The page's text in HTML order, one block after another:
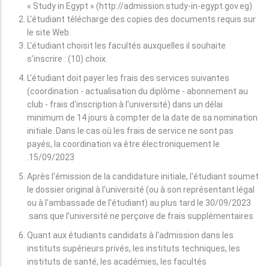
« Study in Egypt » (http://admission.study-in-egypt.gov.eg)
L'étudiant télécharge des copies des documents requis sur
le site Web.
L'étudiant choisit les facultés auxquelles il souhaite
s’inscrire : (10) choix.
L'étudiant doit payer les frais des services suivantes
(coordination - actualisation du diplôme - abonnement au
club - frais d'inscription à l'université) dans un délai
minimum de 14 jours à compter de la date de sa nomination
initiale. Dans le cas où les frais de service ne sont pas
payés, la coordination va être électroniquement le
15/09/2023.
Après l'émission de la candidature initiale, l'étudiant soumet
le dossier original à l'université (ou à son représentant légal
ou à l'ambassade de l'étudiant) au plus tard le 30/09/2023
sans que l'université ne perçoive de frais supplémentaires.
Quant aux étudiants candidats à l'admission dans les
instituts supérieurs privés, les instituts techniques, les
instituts de santé, les académies, les facultés